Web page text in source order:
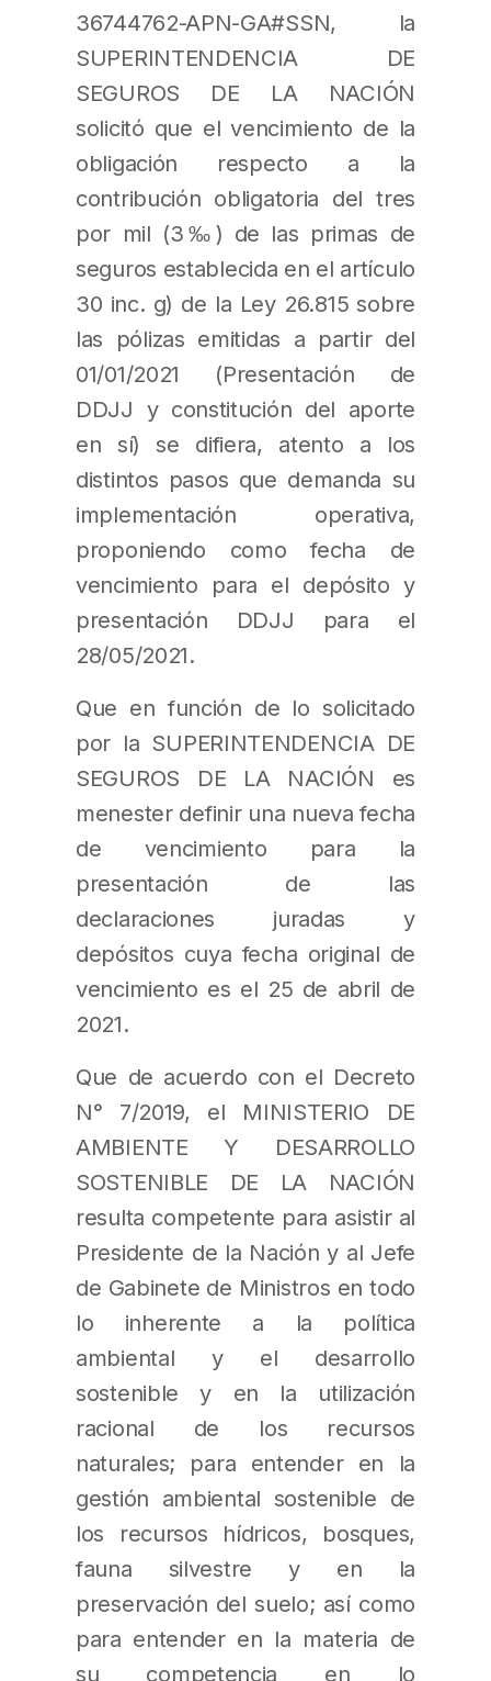
36744762-APN-GA#SSN, la
SUPERINTENDENCIA DE
SEGUROS DE LA NACIÓN
solicitó que el vencimiento de la
obligación respecto a la
contribución obligatoria del tres
por mil (3‰) de las primas de
seguros establecida en el artículo
30 inc. g) de la Ley 26.815 sobre
las pólizas emitidas a partir del
01/01/2021 (Presentación de
DDJJ y constitución del aporte
en sí) se difiera, atento a los
distintos pasos que demanda su
implementación operativa,
proponiendo como fecha de
vencimiento para el depósito y
presentación DDJJ para el
28/05/2021.
Que en función de lo solicitado
por la SUPERINTENDENCIA DE
SEGUROS DE LA NACIÓN es
menester definir una nueva fecha
de vencimiento para la
presentación de las
declaraciones juradas y
depósitos cuya fecha original de
vencimiento es el 25 de abril de
2021.
Que de acuerdo con el Decreto
N° 7/2019, el MINISTERIO DE
AMBIENTE Y DESARROLLO
SOSTENIBLE DE LA NACIÓN
resulta competente para asistir al
Presidente de la Nación y al Jefe
de Gabinete de Ministros en todo
lo inherente a la política
ambiental y el desarrollo
sostenible y en la utilización
racional de los recursos
naturales; para entender en la
gestión ambiental sostenible de
los recursos hídricos, bosques,
fauna silvestre y en la
preservación del suelo; así como
para entender en la materia de
su competencia en lo